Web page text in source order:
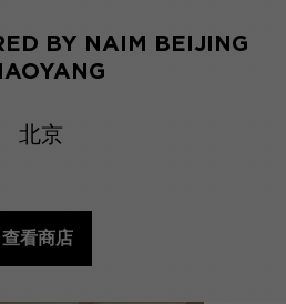
BY NAIM BEIJING
北京
查看商店